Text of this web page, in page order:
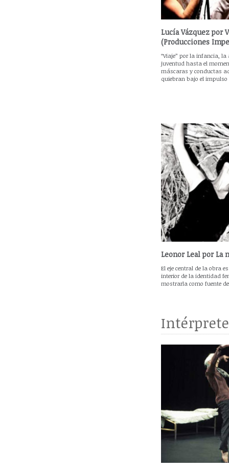
Lucía Vázquez por
(Producciones
“Viaje” por la infancia, la
juventud hasta el
máscaras y conductas
quiebran bajo el impulso
Leonor Leal por La
El eje central de la obra
interior de la identidad
mostrarla como fuente